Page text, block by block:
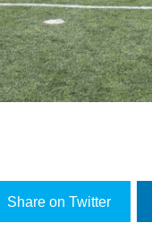
Share on Twitter